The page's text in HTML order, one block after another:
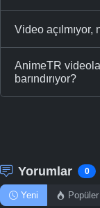
Video açılmıyor,
AnimeTR
barındırıyor?
Yorumlar 0
Yeni Popüler